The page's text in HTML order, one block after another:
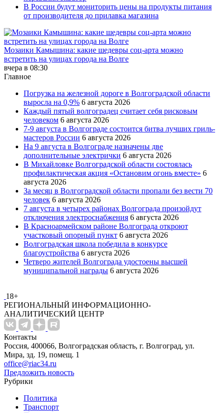
В России будут мониторить цены на продукты питания
от производителя до прилавка магазина
Мозаики Камышина: какие шедевры соц-арта можно
встретить на улицах города на Волге
вчера в 08:30
Главное
Погрузка на железной дороге в Волгоградской области
выросла на 0,9% 6 августа 2026
Каждый пятый волгоградец считает себя рисковым
человеком 6 августа 2026
7-9 августа в Волгограде состоится битва лучших гриль-
мастеров России 6 августа 2026
На 9 августа в Волгограде назначены две
дополнительные электрички 6 августа 2026
В Михайловке Волгоградской области состоялась
профилактическая акция «Остановим огонь вместе» 6
августа 2026
За месяц в Волгоградской области пропали без вести 70
человек 6 августа 2026
7 августа в четырех районах Волгограда произойдут
отключения электроснабжения 6 августа 2026
В Красноармейском районе Волгограда откроют
участковый опорный пункт 6 августа 2026
Волгоградская школа победила в конкурсе
благоустройства 6 августа 2026
Четверо жителей Волгограда удостоены высшей
муниципальной награды 6 августа 2026
18+
РЕГИОНАЛЬНЫЙ ИНФОРМАЦИОННО-
АНАЛИТИЧЕСКИЙ ЦЕНТР
Контакты
Россия, 400066, Волгоградская область, г. Волгоград, ул.
Мира, зд. 19, помещ. 1
office@riac34.ru
Предложить новость
Рубрики
Политика
Транспорт